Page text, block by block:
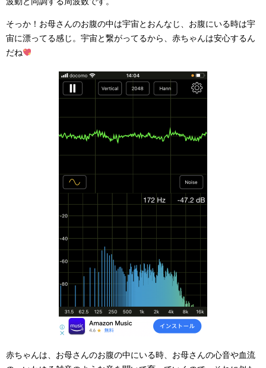
そっか！お母さんのお腹の中は宇宙とおんなじ、お腹にいる時は宇
宙に漂ってる感じ。宇宙と繋がってるから、赤ちゃんは安心するん
だね
赤ちゃんは、お母さんのお腹の中にいる時、お母さんの心音や血流